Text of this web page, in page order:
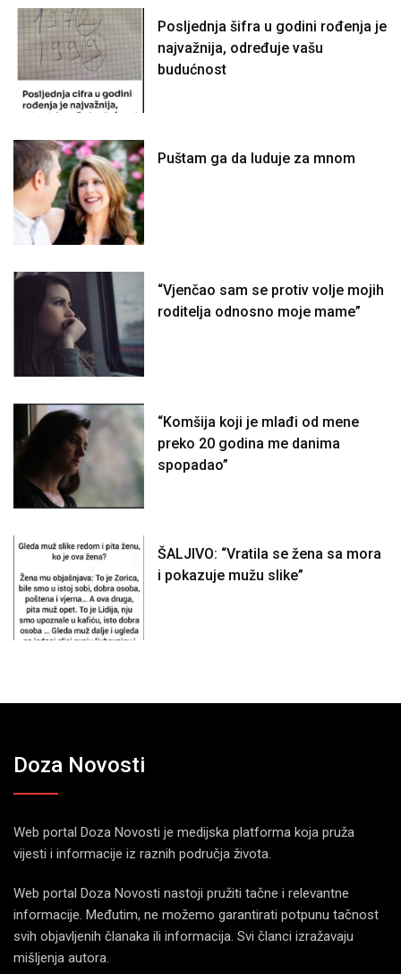
Posljednja šifra u godini rođenja je
najvažnija, određuje vašu
budućnost
Puštam ga da luduje za mnom
“Vjenčao sam se protiv volje mojih
roditelja odnosno moje mame”
“Komšija koji je mlađi od mene
preko 20 godina me danima
spopadao”
ŠALJIVO: “Vratila se žena sa mora
i pokazuje mužu slike”
Doza Novosti
Web portal Doza Novosti je medijska platforma koja pruža
vijesti i informacije iz raznih područja života.
Web portal Doza Novosti nastoji pružiti tačne i relevantne
informacije. Međutim, ne možemo garantirati potpunu tačnost
svih objavljenih članaka ili informacija. Svi članci izražavaju
mišljenja autora.